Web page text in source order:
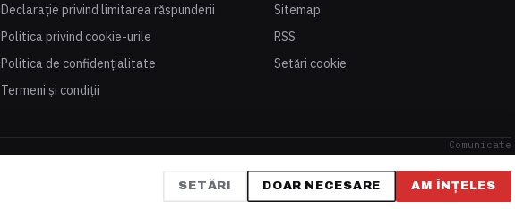
Declarație privind limitarea răspunderii
Politica privind cookie-urile
Politica de confidențialitate
Termeni și condiții
Sitemap
RSS
Setări cookie
Comunicate
SETĂRI DOAR NECESARE AM ÎNȚELES